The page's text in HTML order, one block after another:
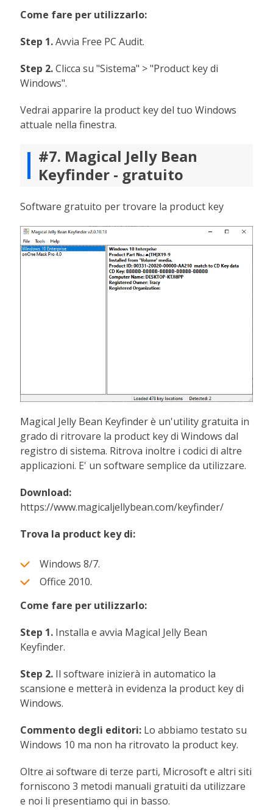
Come fare per utilizzarlo:
Step 1.Avvia Free PC Audit.
Step 2.Clicca su "Sistema" > "Product key di
Windows".
Vedrai apparire la product key del tuo Windows
attuale nella finestra.
#7. Magical Jelly Bean
Keyfinder - gratuito
Software gratuito per trovare la product key
Magical Jelly Bean Keyfinder è un'utility gratuita in
grado di ritrovare la product key di Windows dal
registro di sistema. Ritrova inoltre i codici di altre
applicazioni. E' un software semplice da utilizzare.
Download:
https://www.magicaljellybean.com/keyfinder/
Trova la product key di:
Windows 8/7.
Office 2010.
Come fare per utilizzarlo:
Step 1. Installa e avvia Magical Jelly Bean
Keyfinder.
Step 2. Il software inizierà in automatico la
scansione e metterà in evidenza la product key di
Windows.
Commento degli editori: Lo abbiamo testato su
Windows 10 ma non ha ritrovato la product key.
Oltre ai software di terze parti, Microsoft e altri siti
forniscono 3 metodi manuali gratuiti da utilizzare
e noi li presentiamo qui in basso.